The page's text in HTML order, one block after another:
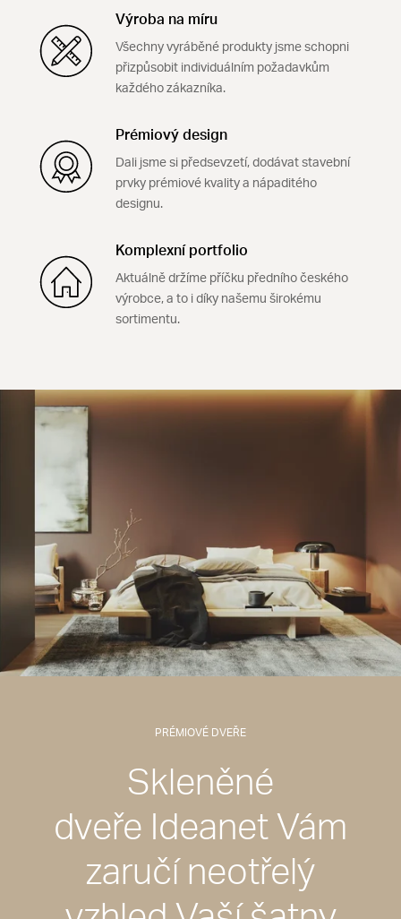
Výroba na míru
Všechny vyráběné produkty jsme schopni
přizpůsobit individuálním požadavkům
každého zákazníka.
Prémiový design
Dali jsme si předsevzetí, dodávat stavební
prvky prémiové kvality a nápaditého
designu.
Komplexní portfolio
Aktuálně držíme příčku předního českého
výrobce, a to i díky našemu širokému
sortimentu.
PRÉMIOVÉ DVEŘE
Skleněné
dveře Ideanet Vám
zaručí neotřelý